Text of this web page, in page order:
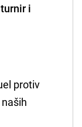
i
protiv